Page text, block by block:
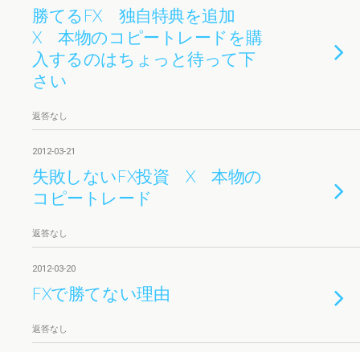
勝てるFX 独自特典を追加
X 本物のコピートレードを購
入するのはちょっと待って下
さい
返答なし
2012-03-21
失敗しないFX投資 X 本物の
コピートレード
返答なし
2012-03-20
FXで勝てない理由
返答なし